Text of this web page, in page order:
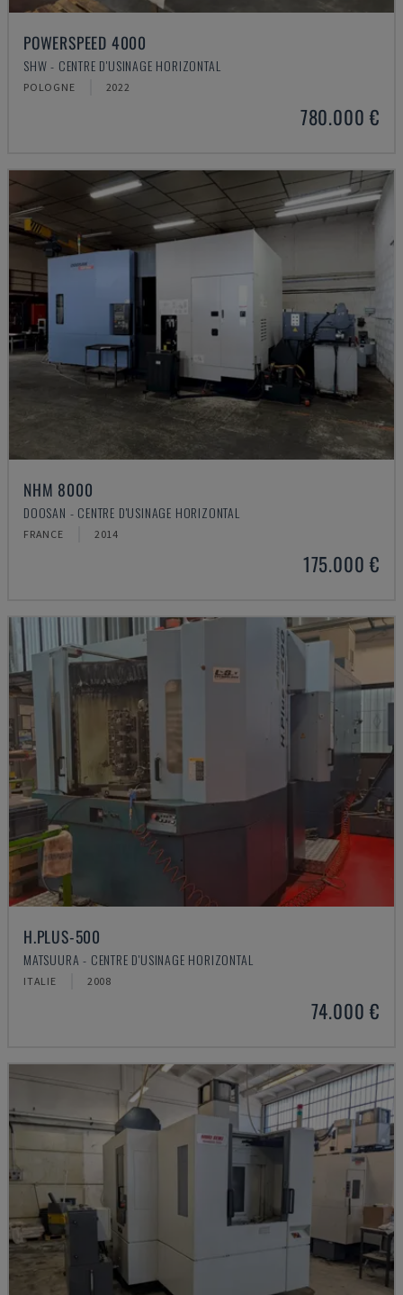
POWERSPEED 4000
SHW - CENTRE D'USINAGE HORIZONTAL
POLOGNE 2022
780.000 €
NHM 8000
DOOSAN - CENTRE D'USINAGE HORIZONTAL
FRANCE 2014
175.000 €
H.PLUS-500
MATSUURA - CENTRE D'USINAGE HORIZONTAL
ITALIE 2008
74.000 €